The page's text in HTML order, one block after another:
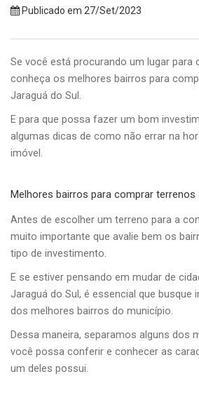
Publicado em 27/Set/2023
Se você está procurando um lugar para
conheça os melhores bairros para
Jaraguá do Sul.
E para que possa fazer um bom
algumas dicas de como não errar na
imóvel.
Melhores bairros para comprar terrenos
Antes de escolher um terreno para a
muito importante que avalie bem os
tipo de investimento.
E se estiver pensando em mudar de
Jaraguá do Sul, é essencial que
dos melhores bairros do município.
Dessa maneira, separamos alguns dos
você possa conferir e conhecer as
um deles possui.